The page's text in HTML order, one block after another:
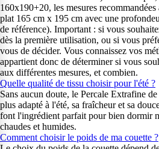
160x190+20, les mesures
plat 165 cm x 195 cm avec une
de référence). Important : si vous
dès la première utilisation, ou si vous
vous de décider. Vous connaissez vos
appartient donc de déterminer si vous
aux différentes mesures, et combien.
Quelle qualité de tissu choisir pour l'été ?
Sans aucun doute, le Percale Extrafine
plus adapté à l'été, sa fraîcheur et sa
font l'ingrédient parfait pour bien dormir
chaudes et humides.
Comment choisir le poids de ma couette ?